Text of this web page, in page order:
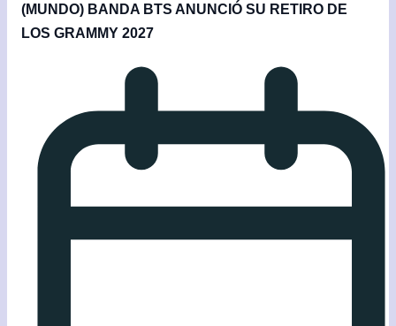
(MUNDO) BANDA BTS ANUNCIÓ SU RETIRO DE
LOS GRAMMY 2027